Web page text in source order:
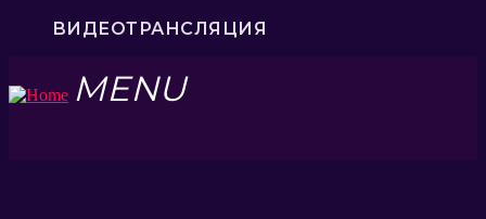
ВИДЕОТРАНСЛЯЦИЯ
MENU